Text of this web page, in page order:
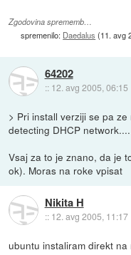
Zgodovina sprememb…
spremenilo: Daedalus (11. avg
64202
:: 12. avg 2005, 06:15
> Pri install verziji se pa
detecting DHCP network....
Vsaj za to je znano, da je
ok). Moras na roke vpisat
Nikita H
:: 12. avg 2005, 11:17
ubuntu instaliram direkt na